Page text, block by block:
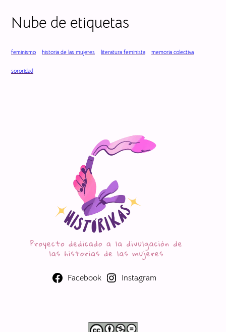
Nube de etiquetas
feminismo historia de las mujeres literatura feminista memoria colectiva
sororidad
Facebook Instagram